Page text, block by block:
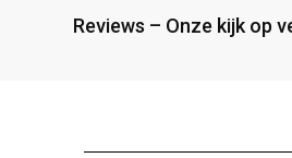
Reviews – Onze kijk op